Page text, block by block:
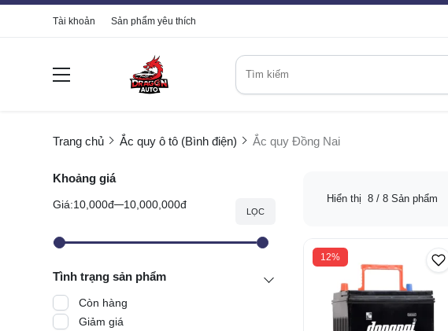
Tài khoản Sản phẩm yêu thích
Trang chủ Ắc quy ô tô (Bình điện) Ắc quy Đồng Nai
Khoảng giá
Giá:10,000đ 10,000,000đ
LỌC
Tình trạng sản phẩm
Còn hàng
Giảm giá
Hiển thị 8/ 8 Sản phẩm
12%